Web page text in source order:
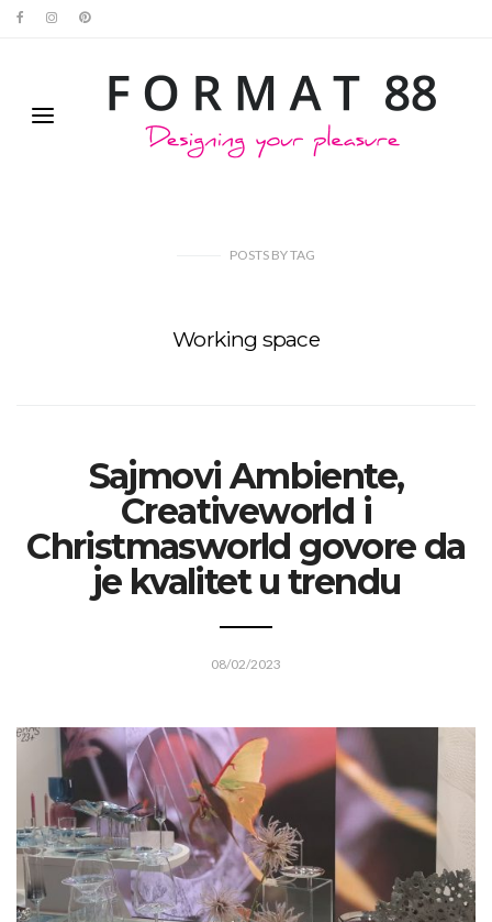
POSTS BYTAG
Working space
Sajmovi Ambiente,
Creativeworld i
Christmasworld govore da
je kvalitet u trendu
08/02/2023